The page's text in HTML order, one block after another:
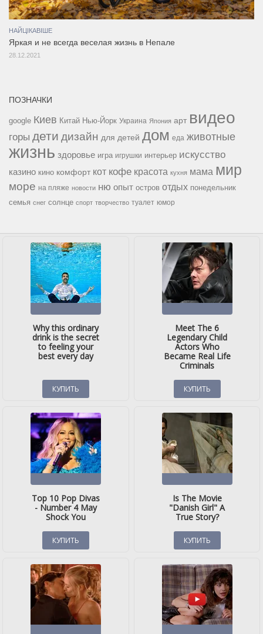
НАЙЦІКАВІШЕ
Яркая и не всегда веселая жизнь в Непале
28.12.2021
ПОЗНАЧКИ
google Киев Китай Нью-Йорк Украина Япония арт видео
горы дети дизайн для детей дом еда животные
жизнь здоровье игра игрушки интерьер искусство
казино кино комфорт кот кофе красота кухня мама мир
море на пляже новости ню опыт остров отдых понедельник
семья снег солнце спорт творчество туалет юмор